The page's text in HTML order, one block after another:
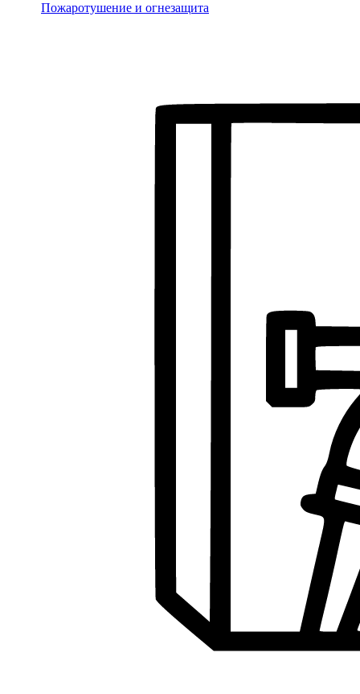
Пожаротушение и огнезащита